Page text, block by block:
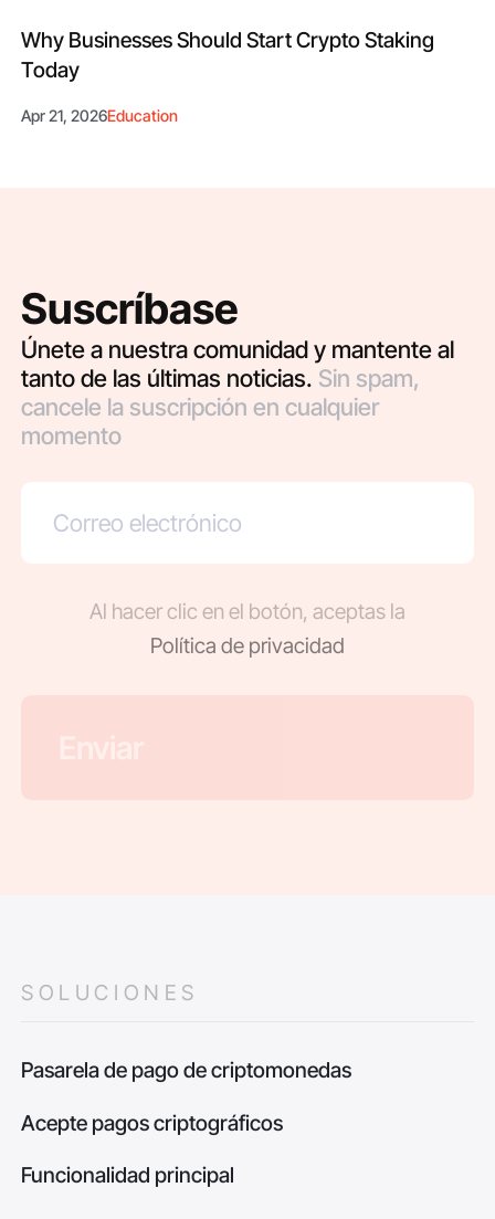
Why Businesses Should Start Crypto Staking
Today
Apr 21, 2026Education
Suscríbase
Únete a nuestra comunidad y mantente al
tanto de las últimas noticias. Sin spam,
cancele la suscripción en cualquier
momento
Al hacer clic en el botón, aceptas la
Política de privacidad
SOLUCIONES
Pasarela de pago de criptomonedas
Acepte pagos criptográficos
Funcionalidad principal